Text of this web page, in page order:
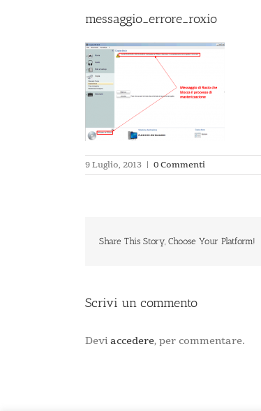
messaggio_errore_roxio
9 Luglio, 2013 | 0 Commenti
Share This Story, Choose Your Platform!
Scrivi un commento
Devi accedere, per commentare.